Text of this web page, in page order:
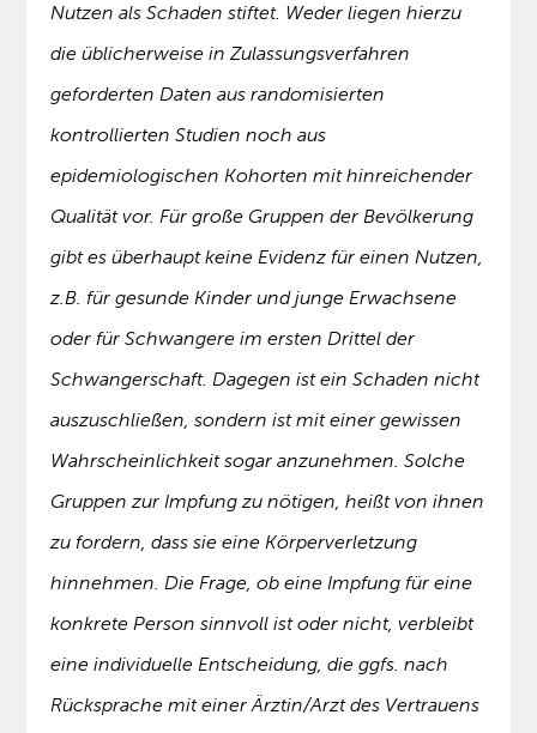
Nutzen als Schaden stiftet. Weder liegen hierzu
die üblicherweise in Zulassungsverfahren
geforderten Daten aus randomisierten
kontrollierten Studien noch aus
epidemiologischen Kohorten mit hinreichender
Qualität vor. Für große Gruppen der Bevölkerung
gibt es überhaupt keine Evidenz für einen Nutzen,
z.B. für gesunde Kinder und junge Erwachsene
oder für Schwangere im ersten Drittel der
Schwangerschaft. Dagegen ist ein Schaden nicht
auszuschließen, sondern ist mit einer gewissen
Wahrscheinlichkeit sogar anzunehmen. Solche
Gruppen zur Impfung zu nötigen, heißt von ihnen
zu fordern, dass sie eine Körperverletzung
hinnehmen. Die Frage, ob eine Impfung für eine
konkrete Person sinnvoll ist oder nicht, verbleibt
eine individuelle Entscheidung, die ggfs. nach
Rücksprache mit einer Ärztin/Arzt des Vertrauens